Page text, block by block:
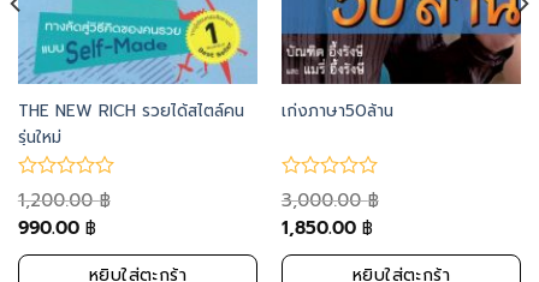
THE NEW RICH รวยได้สไตล์คน
รุ่นใหม่
1,200.00฿
990.00 ฿
หยิบใส่ตะกร้า
เก่งภาษา50ล้าน
3,000.00฿
1,850.00 ฿
หยิบใส่ตะกร้า